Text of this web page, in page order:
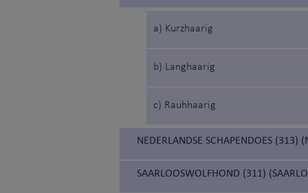
a) Kurzhaarig
b) Langhaarig
c) Rauhhaarig
NEDERLANDSE SCHAPENDOES (313)
SAARLOOSWOLFHOND (311)